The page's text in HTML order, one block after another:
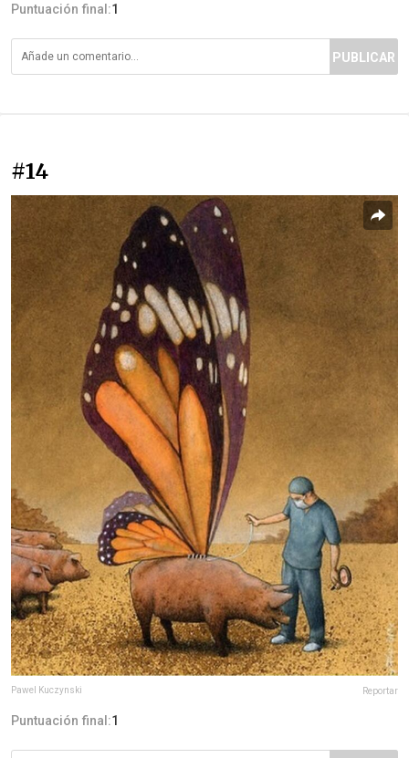
Puntuación final:1
PUBLICAR
#14
Pawel Kuczynski Reportar
Puntuación final:1